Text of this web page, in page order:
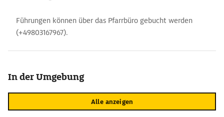
Führungen können über das Pfarrbüro gebucht werden
(+49803167967).
In der Umgebung
Alle anzeigen